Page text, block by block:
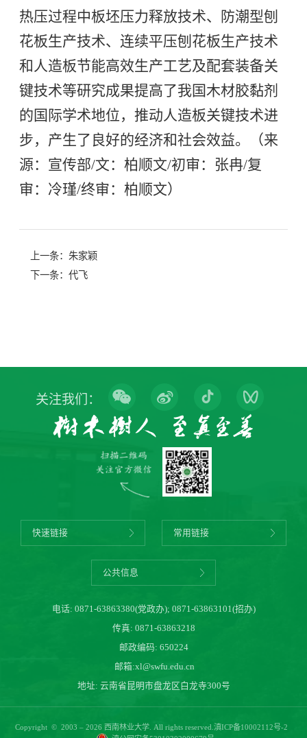
热压过程中板坯压力释放技术、防潮型刨
花板生产技术、连续平压刨花板生产技术
和人造板节能高效生产工艺及配套装备关
键技术等研究成果提高了我国木材胶黏剂
的国际学术地位，推动人造板关键技术进
步，产生了良好的经济和社会效益。
（来
源：宣传部/文：柏顺文/初审：张冉/复
审：冷瑾/终审：柏顺文）
上一条： 朱家颖
下一条： 代飞
关注我们：
快速链接 常用链接
公共信息
电话: 0871-63863380(党政办); 0871-63863101(招办)
传真: 0871-63863218
邮政编码: 650224
邮箱:xl@swfu.edu.cn
地址: 云南省昆明市盘龙区白龙寺300号
Copyright © 2003 – 2026 西南林业大学. All rights reserved. 滇ICP备10002112号-2